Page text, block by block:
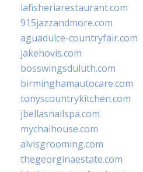
lafisheriarestaurant.com
915jazzandmore.com
aguadulce-countryfair.com
jakehovis.com
bosswingsduluth.com
birminghamautocare.com
tonyscountrykitchen.com
jbellasnailspa.com
mychaihouse.com
alvisgrooming.com
thegeorginaestate.com